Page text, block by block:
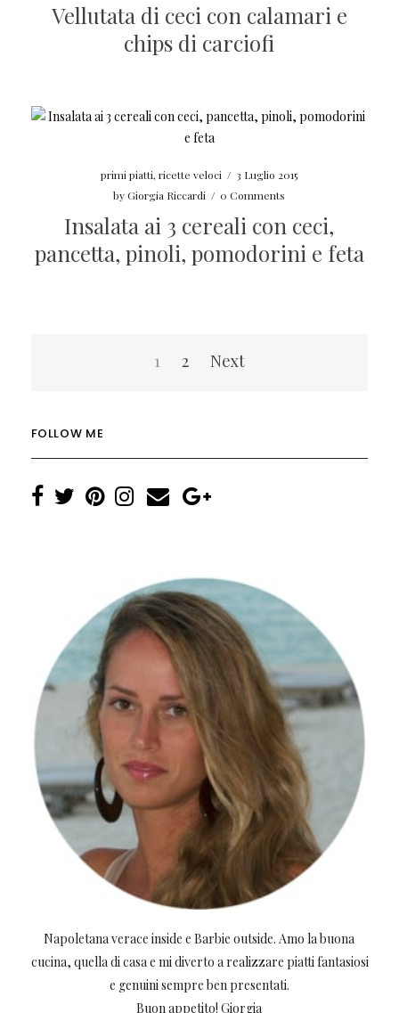
Vellutata di ceci con calamari e
chips di carciofi
primi piatti,ricette veloci / 3 Luglio 2015
byGiorgia Riccardi / 0 Comments
Insalata ai 3 cereali con ceci,
pancetta, pinoli, pomodorini e feta
1 2 Next
FOLLOW ME
Napoletana verace inside e Barbie outside. Amo la buona
cucina, quella di casa e mi diverto a realizzare piatti fantasiosi
e genuini sempre ben presentati.
Buon appetito! Giorgia